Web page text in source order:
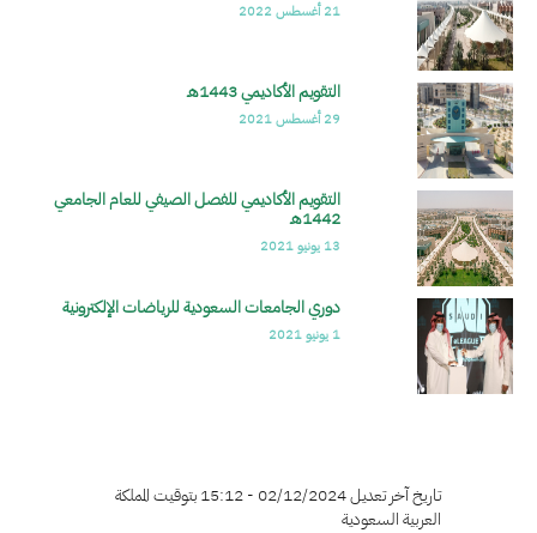
21 أغسطس 2022
الصورة التقويم الأكاديمي 1443هـ
29 أغسطس 2021
الصورة التقويم الأكاديمي للفصل الصيفي للعام الجامعي
1442هـ
13 يونيو 2021
الصورة دوري الجامعات السعودية للرياضات الإلكترونية
1 يونيو 2021
تاريخ آخر تعديل 02/12/2024 - 15:12 بتوقيت المملكة
العربية السعودية